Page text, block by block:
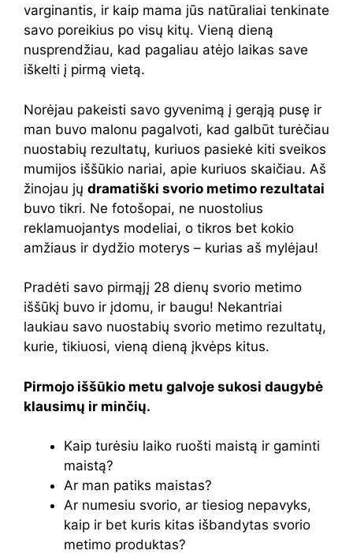
varginantis, ir kaip mama jūs natūraliai tenkinate
savo poreikius po visų kitų. Vieną dieną
nusprendžiau, kad pagaliau atėjo laikas save
iškelti į pirmą vietą.
Norėjau pakeisti savo gyvenimą į gerąją pusę ir
man buvo malonu pagalvoti, kad galbūt turėčiau
nuostabių rezultatų, kuriuos pasiekė kiti sveikos
mumijos iššūkio nariai, apie kuriuos skaičiau. Aš
žinojau jų dramatiški svorio metimo rezultatai
buvo tikri. Ne fotošopai, ne nuostolius
reklamuojantys modeliai, o tikros bet kokio
amžiaus ir dydžio moterys – kurias aš mylėjau!
Pradėti savo pirmąjį 28 dienų svorio metimo
iššūkį buvo ir įdomu, ir baugu! Nekantriai
laukiau savo nuostabių svorio metimo rezultatų,
kurie, tikiuosi, vieną dieną įkvėps kitus.
Pirmojo iššūkio metu galvoje sukosi daugybė
klausimų ir minčių.
Kaip turėsiu laiko ruošti maistą ir gaminti
maistą?
Ar man patiks maistas?
Ar numesiu svorio, ar tiesiog nepavyks,
kaip ir bet kuris kitas išbandytas svorio
metimo produktas?